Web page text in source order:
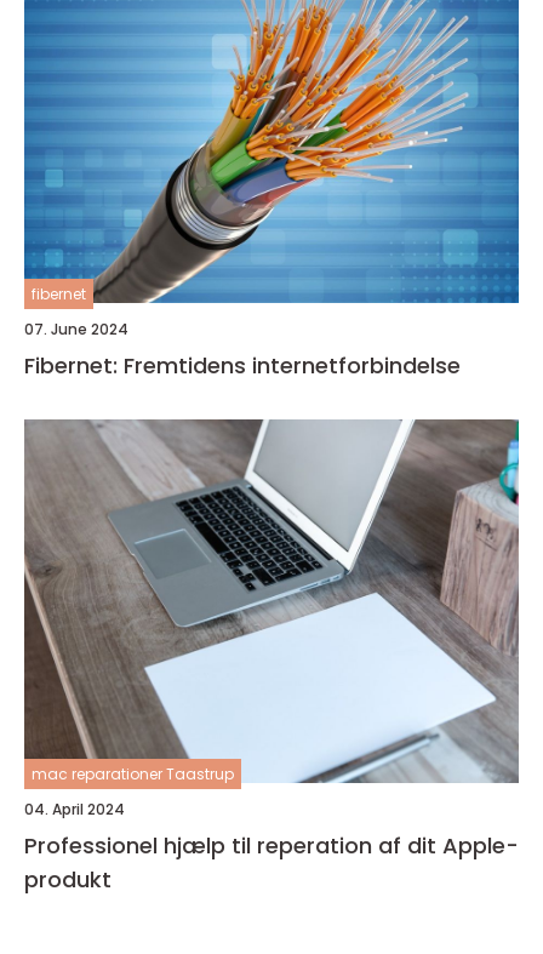
fibernet
07. June 2024
Fibernet: Fremtidens internetforbindelse
mac reparationer Taastrup
04. April 2024
Professionel hjælp til reperation af dit Apple-
produkt